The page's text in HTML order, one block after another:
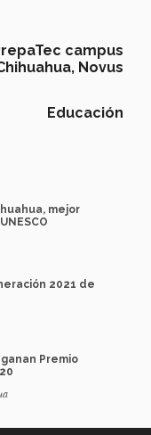
campus
Novus
Educación
mejor
2021 de
Premio